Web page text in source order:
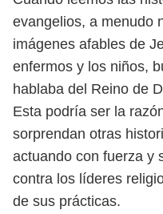
evangelios, a menudo
imágenes afables de
enfermos y los niños,
hablaba del Reino de
Esta podría ser la
sorprendan otras
actuando con fuerza y
contra los líderes
de sus prácticas.